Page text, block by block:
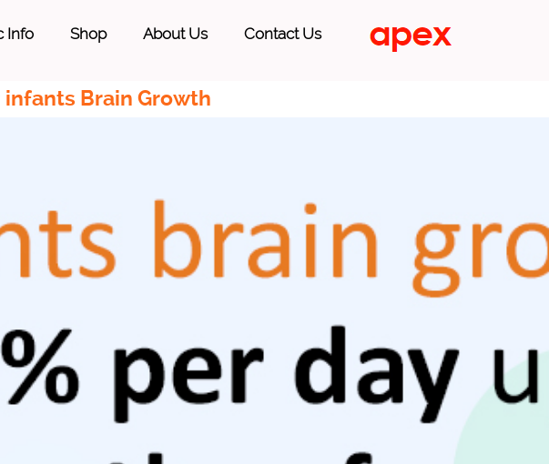
Info Shop About Us Contact Us
infants Brain Growth